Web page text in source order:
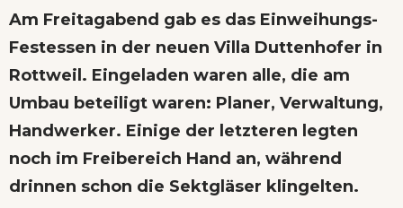
Am Freitagabend gab es das Einweihungs-
Festessen in der neuen Villa Duttenhofer in
Rottweil. Eingeladen waren alle, die am
Umbau beteiligt waren: Planer, Verwaltung,
Handwerker. Einige der letzteren legten
noch im Freibereich Hand an, während
drinnen schon die Sektgläser klingelten.